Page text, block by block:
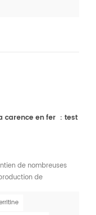
dépasse le milliard.
carence en fer ：test
de nombreuses
de
au maintien de